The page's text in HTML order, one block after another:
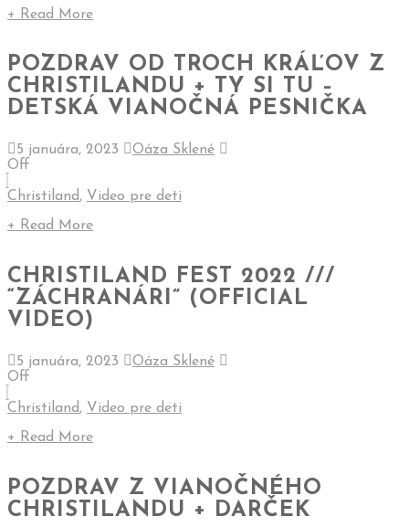
+ Read More
POZDRAV OD TROCH KRÁĽOV Z
CHRISTILANDU + TY SI TU –
DETSKÁ VIANOČNÁ PESNIČKA
5 januára, 2023
Oáza Sklené
Off
Christiland, Video pre deti
+ Read More
CHRISTILAND FEST 2022 ///
“ZÁCHRANÁRI” (OFFICIAL
VIDEO)
5 januára, 2023
Oáza Sklené
Off
Christiland, Video pre deti
+ Read More
POZDRAV Z VIANOČNÉHO
CHRISTILANDU + DARČEK